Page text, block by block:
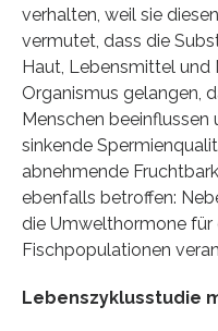
verhalten, weil sie
vermutet, dass die
Haut, Lebensmittel und
Organismus gelangen,
Menschen beeinflussen
sinkende
abnehmende
ebenfalls betroffen:
die Umwelthormone für
Fischpopulationen
Lebenszyklusstudie